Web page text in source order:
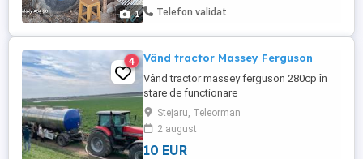
1 Telefon validat
4 Vând tractor Massey Ferguson
Vând tractor massey ferguson 280cp în
stare de functionare
Stejaru, Teleorman
2 august
10 EUR